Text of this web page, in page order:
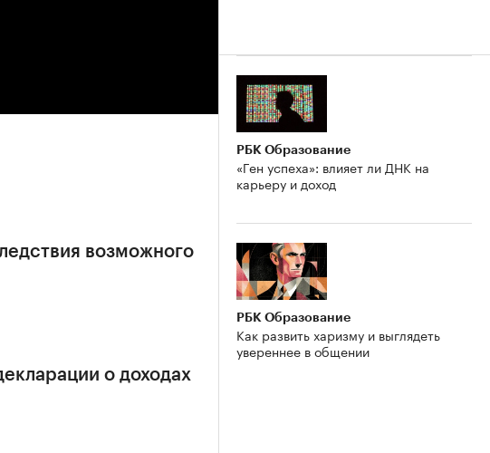
возможного
о доходах
РБК Образование
«Ген успеха»: влияет ли ДНК на
карьеру и доход
РБК Образование
Как развить харизму и выглядеть
увереннее в общении